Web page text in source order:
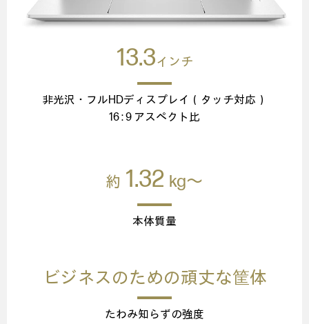
13.3インチ
非光沢・フルHDディスプレイ（タッチ対応）
16 : 9 アスペクト比
約 1.32 kg～
本体質量
ビジネスのための頑丈な筐体
たわみ知らずの強度